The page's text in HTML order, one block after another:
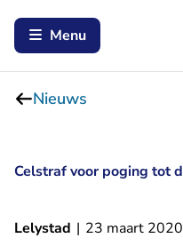
Menu
Nieuws
Celstraf voor poging tot
Lelystad | 23 maart 2020